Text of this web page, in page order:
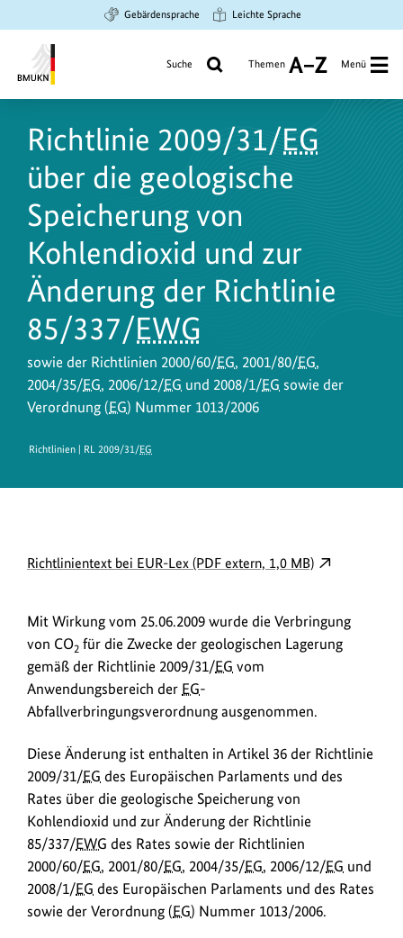
Hauptinhalt
springen
Suche
springen
Hauptnavigation
springen
Gebärdensprache Leichte Sprache
Umwelt,
Naturschutz
und
nukleare
Sicherheit
Suche Themen
A
Z
Menü
Richtlinie 2009/31/EG
über die geologische
Speicherung von
Kohlendioxid und zur
Änderung der Richtlinie
85/337/EWG
sowie der Richtlinien 2000/60/EG, 2001/80/EG,
2004/35/EG, 2006/12/EG und 2008/1/EG sowie der
Verordnung (EG) Nummer 1013/2006
Richtlinien | RL 2009/31/EG
D
w
n
l
o
a
s
/
L
i
n
k
s
Richtlinientext bei EUR-Lex (PDF extern, 1,0 MB)externer
in
neuem
bei
Lex
(PDF
Mit Wirkung vom 25.06.2009 wurde die Verbringung
von CO2 für die Zwecke der geologischen Lagerung
gemäß der Richtlinie 2009/31/EG vom
Anwendungsbereich der EG-
Abfallverbringungsverordnung ausgenommen.
Diese Änderung ist enthalten in Artikel 36 der Richtlinie
2009/31/EG des Europäischen Parlaments und des
Rates über die geologische Speicherung von
Kohlendioxid und zur Änderung der Richtlinie
85/337/EWG des Rates sowie der Richtlinien
2000/60/EG, 2001/80/EG, 2004/35/EG, 2006/12/EG und
2008/1/EG des Europäischen Parlaments und des Rates
sowie der Verordnung (EG) Nummer 1013/2006.